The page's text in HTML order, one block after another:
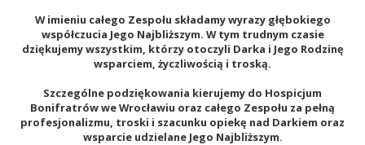
W imieniu całego Zespołu składamy wyrazy głębokiego
współczucia Jego Najbliższym. W tym trudnym czasie
dziękujemy wszystkim, którzy otoczyli Darka i Jego Rodzinę
wsparciem, życzliwością i troską.
Szczególne podziękowania kierujemy do Hospicjum
Bonifratrów we Wrocławiu oraz całego Zespołu za pełną
profesjonalizmu, troski i szacunku opiekę nad Darkiem oraz
wsparcie udzielane Jego Najbliższym.